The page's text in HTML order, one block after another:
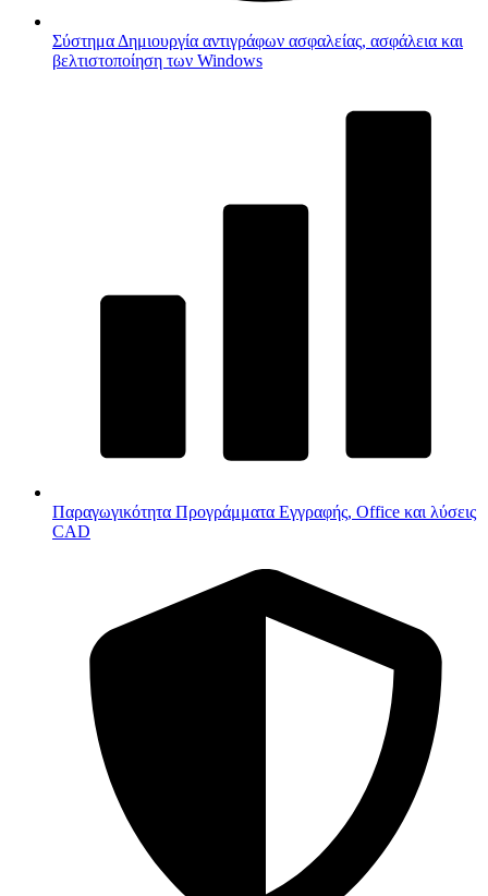
Σύστημα Δημιουργία αντιγράφων ασφαλείας, ασφάλεια και
βελτιστοποίηση των Windows
Παραγωγικότητα Προγράμματα Εγγραφής, Office και λύσεις
CAD